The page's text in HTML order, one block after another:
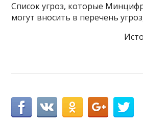
Список угроз, которые
могут вносить в перечень